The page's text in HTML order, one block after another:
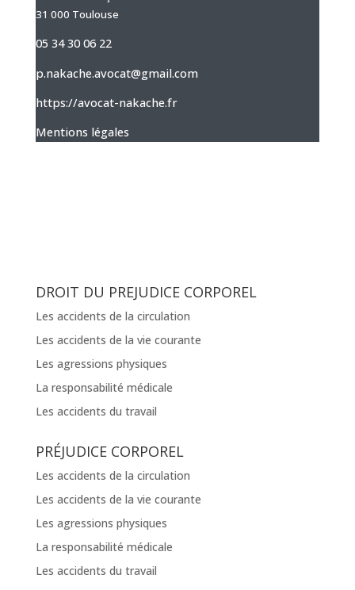
31 000 Toulouse
05 34 30 06 22
p.nakache.avocat@gmail.com
https://avocat-nakache.fr
Mentions légales
DROIT DU PREJUDICE CORPOREL
Les accidents de la circulation
Les accidents de la vie courante
Les agressions physiques
La responsabilité médicale
Les accidents du travail
PRÉJUDICE CORPOREL
Les accidents de la circulation
Les accidents de la vie courante
Les agressions physiques
La responsabilité médicale
Les accidents du travail